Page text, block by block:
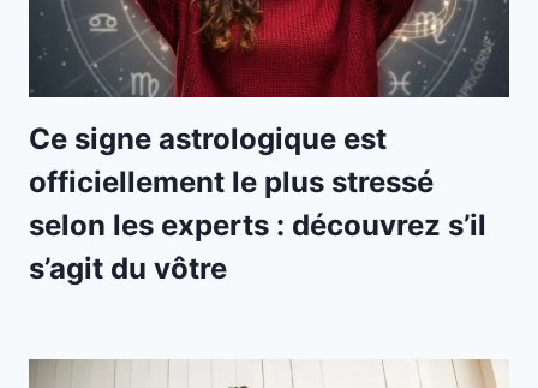
Ce signe astrologique est
officiellement le plus stressé
selon les experts : découvrez s’il
s’agit du vôtre